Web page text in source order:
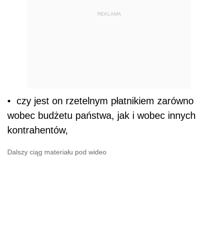
REKLAMA
• czy jest on rzetelnym płatnikiem zarówno
wobec budżetu państwa, jak i wobec innych
kontrahentów,
Dalszy ciąg materiału pod wideo